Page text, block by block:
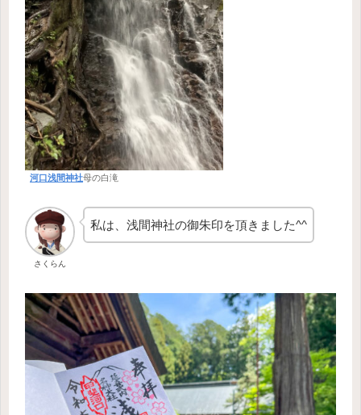
河口浅間神社母の白滝
さくらん
私は、浅間神社の御朱印を頂きました^^